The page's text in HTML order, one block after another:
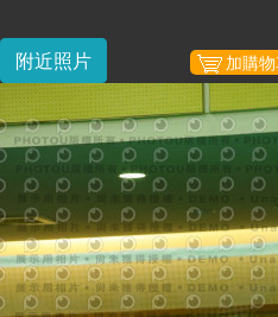
附近照片 加購